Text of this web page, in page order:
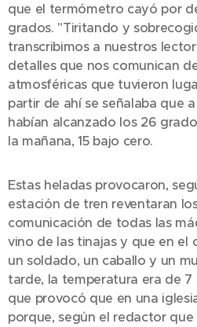
que el termómetro cayó por
grados. "Tiritando y
transcribimos a nuestros
detalles que nos comunican
atmosféricas que tuvieron
partir de ahí se señalaba que
habían alcanzado los 26
la mañana, 15 bajo cero.
Estas heladas provocaron,
estación de tren reventaran
comunicación de todas las
vino de las tinajas y que en el
un soldado, un caballo y un
tarde, la temperatura era de
que provocó que en una
porque, según el redactor que